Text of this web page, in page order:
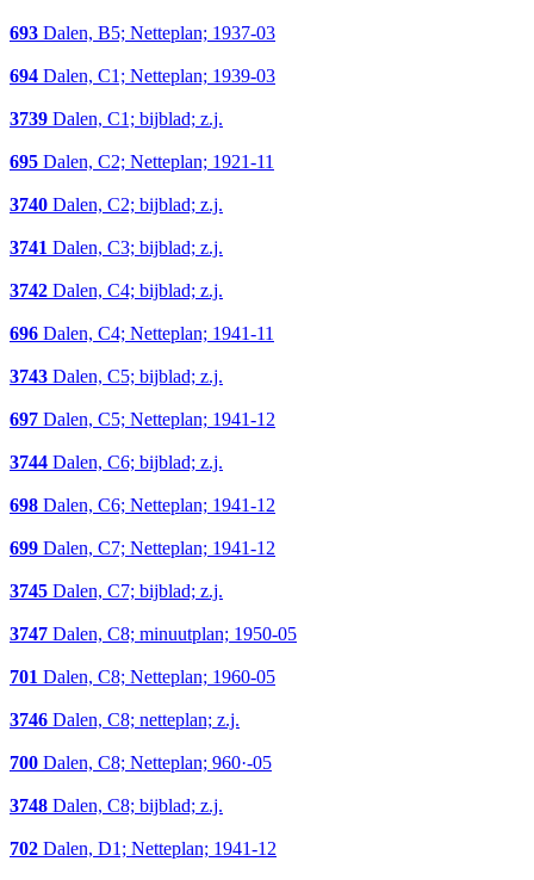
693 Dalen, B5; Netteplan; 1937-03
694 Dalen, C1; Netteplan; 1939-03
3739 Dalen, C1; bijblad; z.j.
695 Dalen, C2; Netteplan; 1921-11
3740 Dalen, C2; bijblad; z.j.
3741 Dalen, C3; bijblad; z.j.
3742 Dalen, C4; bijblad; z.j.
696 Dalen, C4; Netteplan; 1941-11
3743 Dalen, C5; bijblad; z.j.
697 Dalen, C5; Netteplan; 1941-12
3744 Dalen, C6; bijblad; z.j.
698 Dalen, C6; Netteplan; 1941-12
699 Dalen, C7; Netteplan; 1941-12
3745 Dalen, C7; bijblad; z.j.
3747 Dalen, C8; minuutplan; 1950-05
701 Dalen, C8; Netteplan; 1960-05
3746 Dalen, C8; netteplan; z.j.
700 Dalen, C8; Netteplan; 960·-05
3748 Dalen, C8; bijblad; z.j.
702 Dalen, D1; Netteplan; 1941-12